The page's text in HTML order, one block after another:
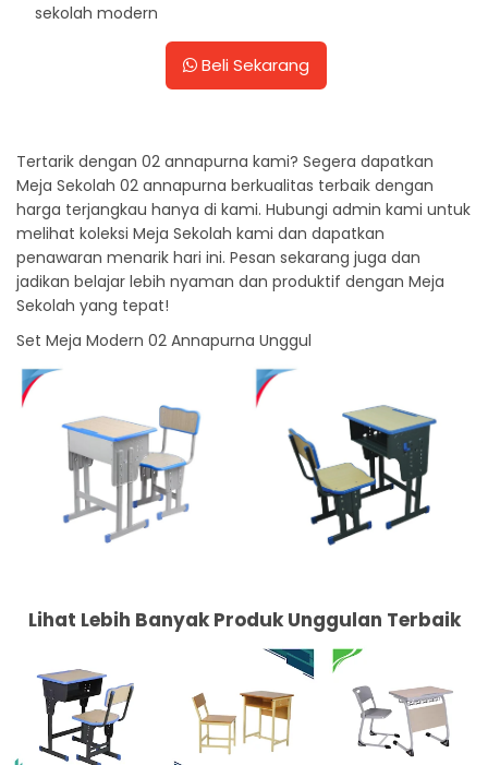
sekolah modern
Beli Sekarang
Tertarik dengan 02 annapurna kami? Segera dapatkan
Meja Sekolah 02 annapurna berkualitas terbaik dengan
harga terjangkau hanya di kami. Hubungi admin kami untuk
melihat koleksi Meja Sekolah kami dan dapatkan
penawaran menarik hari ini. Pesan sekarang juga dan
jadikan belajar lebih nyaman dan produktif dengan Meja
Sekolah yang tepat!
Set Meja Modern 02 Annapurna Unggul
Lihat Lebih Banyak Produk Unggulan Terbaik